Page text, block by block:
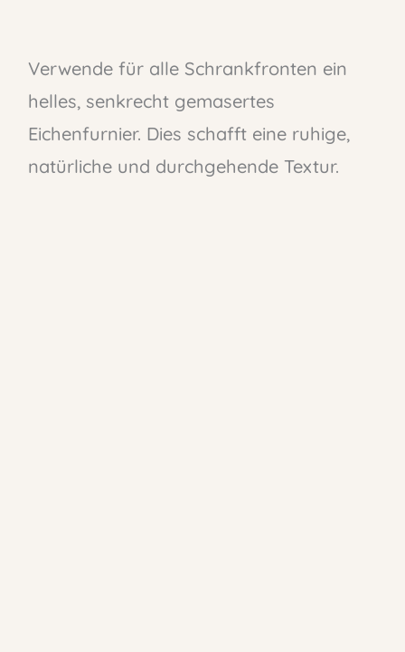
Verwende für alle Schrankfronten ein
helles, senkrecht gemasertes
Eichenfurnier. Dies schafft eine ruhige,
natürliche und durchgehende Textur.